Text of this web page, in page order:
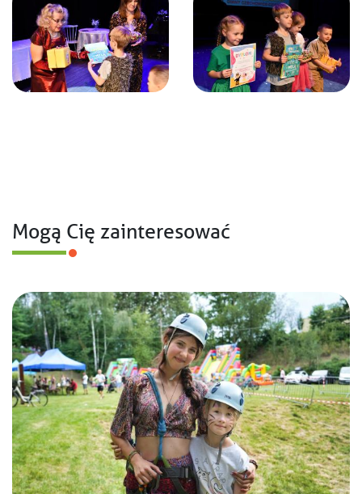
Mogą Cię zainteresować